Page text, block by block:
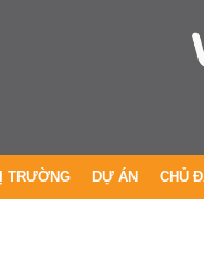
TRƯỜNG DỰ ÁN CHỦ